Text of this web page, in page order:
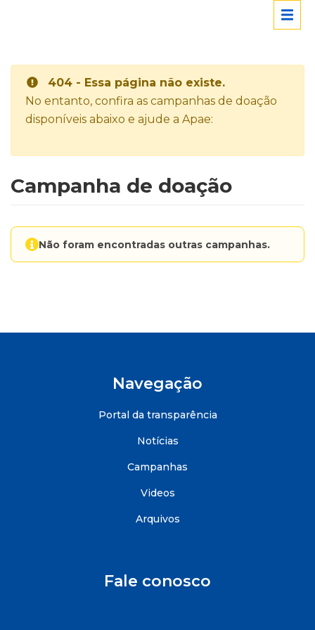
404 - Essa página não existe.
No entanto, confira as campanhas de doação
disponíveis abaixo e ajude a Apae:
Campanha de doação
Não foram encontradas outras campanhas.
Navegação
Portal da transparência
Notícias
Campanhas
Videos
Arquivos
Fale conosco